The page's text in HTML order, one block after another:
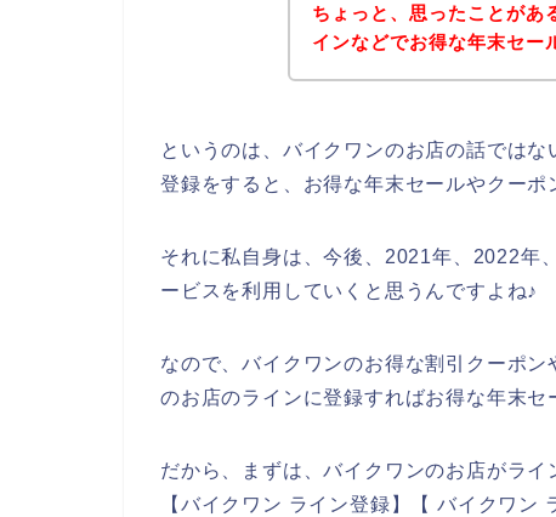
ちょっと、思ったことがあ
インなどでお得な年末セー
というのは、バイクワンのお店の話では
登録をすると、お得な年末セールやクーポ
それに私自身は、今後、2021年、2022年
ービスを利用していくと思うんですよね♪
なので、バイクワンのお得な割引クーポ
のお店のラインに登録すればお得な年末セ
だから、まずは、バイクワンのお店がライ
【バイクワン ライン登録】【 バイクワン